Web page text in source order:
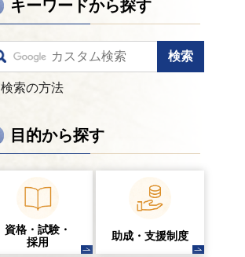
キーワードから探す
検索の方法
目的から探す
資格・試験・
採用
助成・支援制度